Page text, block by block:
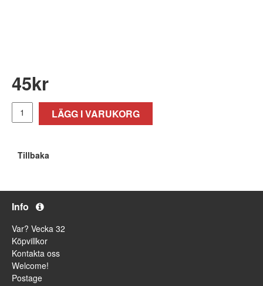
45kr
LÄGG I VARUKORG
Tillbaka
Info
Var? Vecka 32
Köpvillkor
Kontakta oss
Welcome!
Postage